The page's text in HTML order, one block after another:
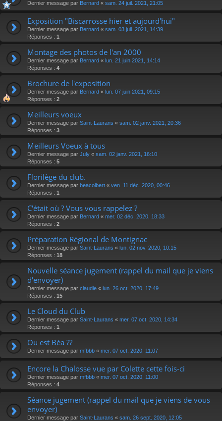
Dernier message par Bernard « sam. 24 juil. 2021, 21:05
Exposition "Biscarrosse hier et aujourd'hui"
Dernier message par Bernard « sam. 03 juil. 2021, 14:39
Réponses : 1
Montage des photos de l'an 2000
Dernier message par Bernard « lun. 21 juin 2021, 14:14
Réponses : 4
Brochure de l'exposition
Dernier message par Bernard « lun. 07 juin 2021, 09:15
Réponses : 2
Meilleurs voeux
Dernier message par Saint-Laurans « sam. 02 janv. 2021, 20:36
Réponses : 3
Meilleurs Voeux à tous
Dernier message par July « sam. 02 janv. 2021, 16:10
Réponses : 5
Florilège du club.
Dernier message par beacolbert « ven. 11 déc. 2020, 00:46
Réponses : 1
C'était où ? Vous vous rappelez ?
Dernier message par Bernard « mer. 02 déc. 2020, 18:33
Réponses : 2
Préparation Régional de Montignac
Dernier message par Saint-Laurans « lun. 02 nov. 2020, 10:15
Réponses : 18
Nouvelle séance jugement (rappel du mail que je viens
d'envoyer)
Dernier message par claudie « lun. 26 oct. 2020, 17:49
Réponses : 15
Le Cloud du Club
Dernier message par Saint-Laurans « mer. 07 oct. 2020, 14:34
Réponses : 1
Ou est Béa ??
Dernier message par mfbbb « mer. 07 oct. 2020, 11:07
Encore la Chalosse vue par Colette cette fois-ci
Dernier message par mfbbb « mer. 07 oct. 2020, 11:00
Réponses : 4
Séance jugement (rappel du mail que je viens de vous
envoyer)
Dernier message par Saint-Laurans « sam. 26 sept. 2020, 12:05